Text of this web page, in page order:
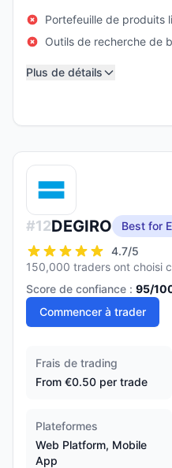
Portefeuille de produits
Outils de recherche de
Plus de détails
#12DEGIRO
Best for
4.7/5
150,000 traders ont choisi
Score de confiance : 95/
Commencer à trader
Frais de trading
From €0.50 per trade
Plateformes
Web Platform, Mobile
App